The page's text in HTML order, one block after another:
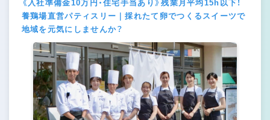
《入社準備金10万円・住宅手当あり》残業月平均15h以下！
養鶏場直営パティスリー｜採れたて卵でつくるスイーツで
地域を元気にしませんか？